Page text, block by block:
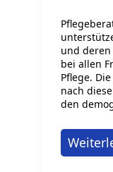
und
bei allen
Pflege.
nach
den
Wie
wird